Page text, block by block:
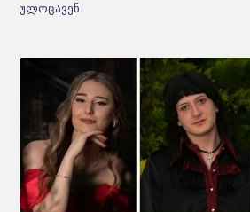
ულოცავენ